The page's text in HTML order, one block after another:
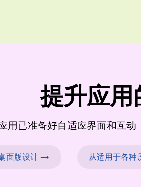
提升应用
用已准备好自适应界面和互动
面版设计 → 从适用于各种